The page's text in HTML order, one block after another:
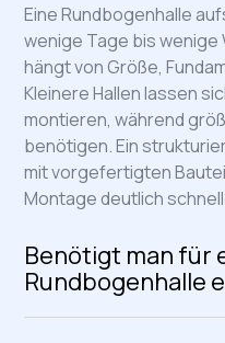
Eine Rundbogenhalle
wenige Tage bis wenige
hängt von Größe,
Kleinere Hallen lassen
montieren, während
benötigen. Ein
mit vorgefertigten
Montage deutlich
Benötigt man für
Rundbogenhalle